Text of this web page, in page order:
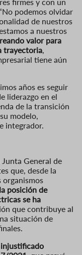
podemos olvidar
de nuestros
a nuestros
valor para
trayectoria
tiene aún
años es seguir
liderazgo en el
de la transición
modelo,
integrador.
General de
que, desde la
organismos
posición de
se ha
que contribuye al
situación de
injustificado